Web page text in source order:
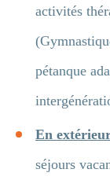
activités
pétanque
En
séjours